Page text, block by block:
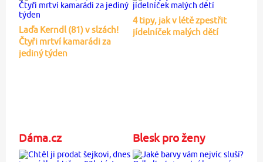
Laďa Kerndl (81) v slzách!
Čtyři mrtví kamarádi za
jediný týden
4 tipy, jak v létě zpestřit
jídelníček malých dětí
Dáma.cz Blesk pro ženy